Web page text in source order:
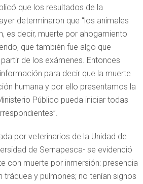
que los resultados de la
determinaron que “los animales
es decir, muerte por ahogamiento
que también fue algo que
de los exámenes. Entonces
para decir que la muerte
humana y por ello presentamos la
Público pueda iniciar todas
por veterinarios de la Unidad de
de Sernapesca- se evidenció
con muerte por inmersión: presencia
tráquea y pulmones; no tenían signos